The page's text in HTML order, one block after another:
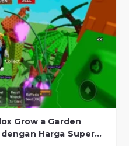
Grow a Garden
Harga Super